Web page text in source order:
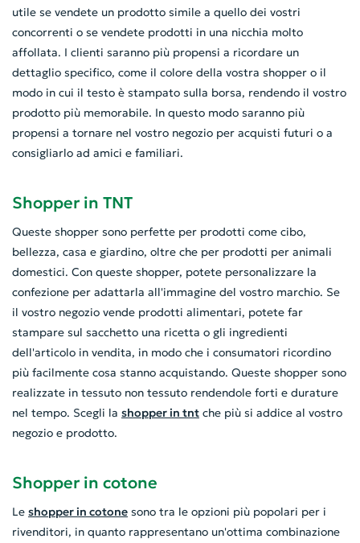
utile se vendete un prodotto simile a quello dei vostri
concorrenti o se vendete prodotti in una nicchia molto
affollata. I clienti saranno più propensi a ricordare un
dettaglio specifico, come il colore della vostra shopper o il
modo in cui il testo è stampato sulla borsa, rendendo il vostro
prodotto più memorabile. In questo modo saranno più
propensi a tornare nel vostro negozio per acquisti futuri o a
consigliarlo ad amici e familiari.
Shopper in TNT
Queste shopper sono perfette per prodotti come cibo,
bellezza, casa e giardino, oltre che per prodotti per animali
domestici. Con queste shopper, potete personalizzare la
confezione per adattarla all'immagine del vostro marchio. Se
il vostro negozio vende prodotti alimentari, potete far
stampare sul sacchetto una ricetta o gli ingredienti
dell'articolo in vendita, in modo che i consumatori ricordino
più facilmente cosa stanno acquistando. Queste shopper sono
realizzate in tessuto non tessuto rendendole forti e durature
nel tempo. Scegli la shopper in tnt che più si addice al vostro
negozio e prodotto.
Shopper in cotone
Le shopper in cotone sono tra le opzioni più popolari per i
rivenditori, in quanto rappresentano un'ottima combinazione